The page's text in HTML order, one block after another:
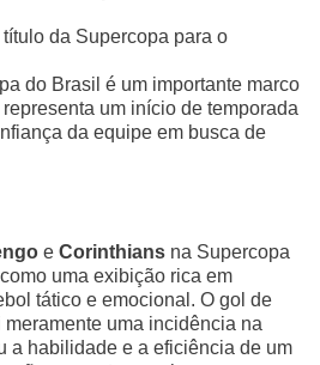
da Supercopa para o
do Brasil é um importante marco
um início de temporada
da equipe em busca de
eCorinthians na Supercopa
uma exibição rica em
tático e emocional. O gol de
meramente uma incidência na
a habilidade e a eficiência de um